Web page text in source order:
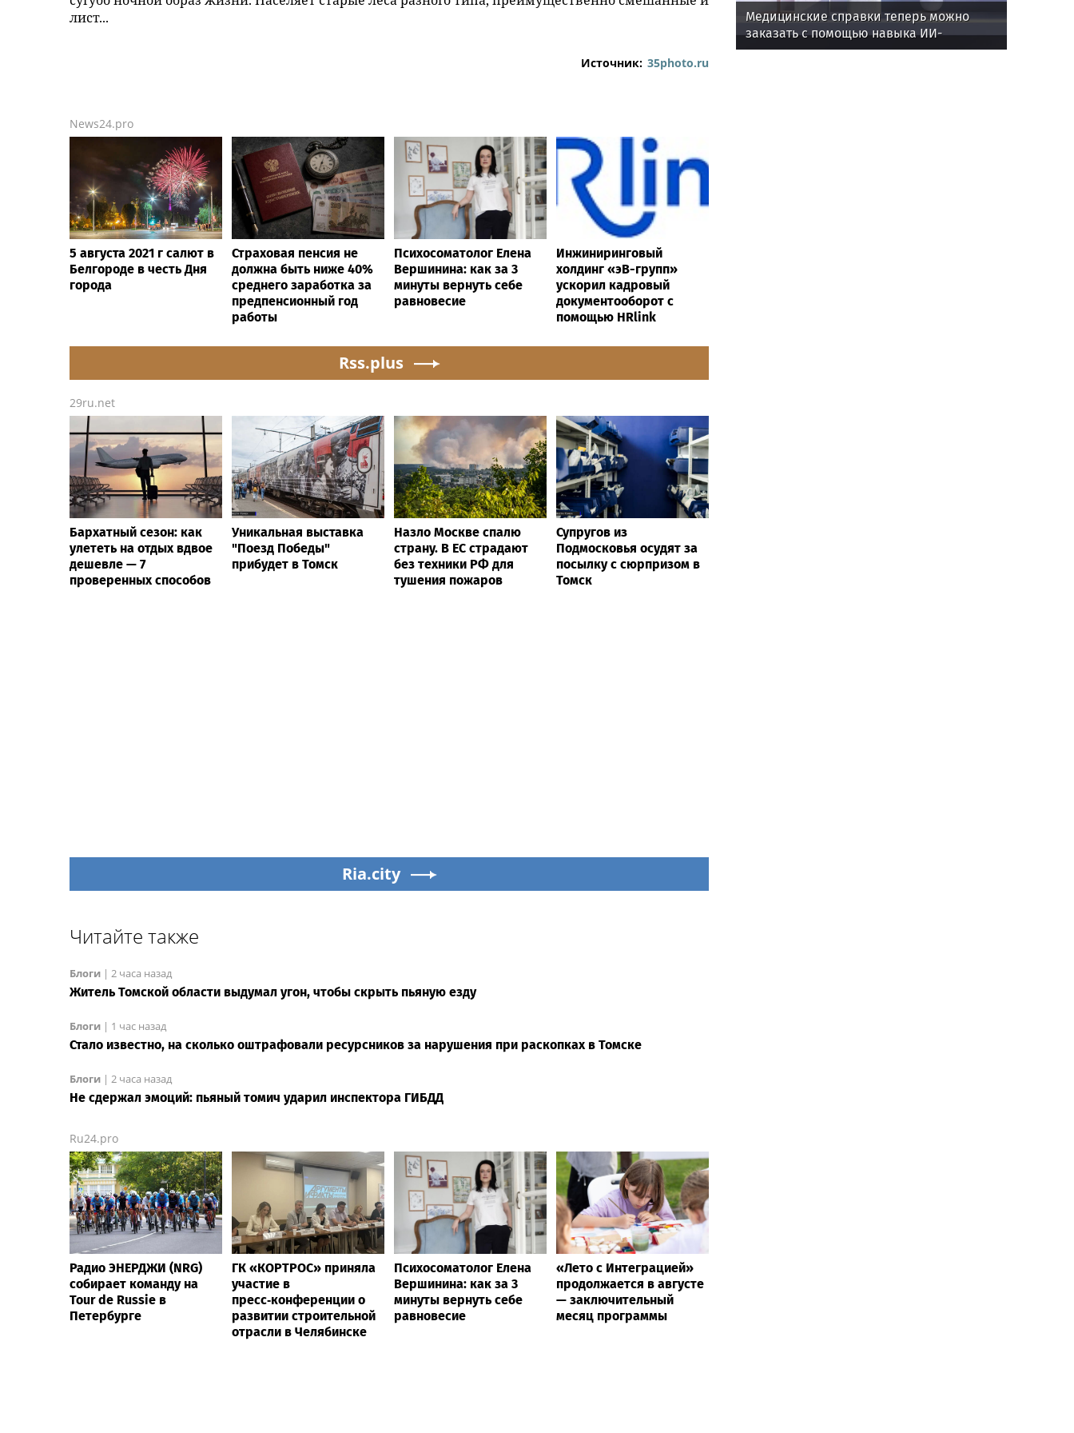
лист...
Источник: 35photo.ru
News24.pro
5 августа 2021 г салют в
Белгороде в честь Дня
города
Страховая пенсия не
должна быть ниже 40%
среднего заработка за
предпенсионный год
работы
Психосоматолог Елена
Вершинина: как за 3
минуты вернуть себе
равновесие
Инжиниринговый
холдинг «эВ-групп»
ускорил кадровый
документооборот с
помощью HRlink
Rss.plus
29ru.net
Бархатный сезон: как
улететь на отдых вдвое
дешевле — 7
проверенных способов
Уникальная выставка
"Поезд Победы"
прибудет в Томск
Назло Москве спалю
страну. В ЕС страдают
без техники РФ для
тушения пожаров
Супругов из
Подмосковья осудят за
посылку с сюрпризом в
Томск
Ria.city
Читайте также
Блоги | 2 часа назад
Житель Томской области выдумал угон, чтобы скрыть пьяную езду
Блоги | 1 час назад
Стало известно, на сколько оштрафовали ресурсников за нарушения при раскопках в Томске
Блоги | 2 часа назад
Не сдержал эмоций: пьяный томич ударил инспектора ГИБДД
Ru24.pro
Радио ЭНЕРДЖИ (NRG)
собирает команду на
Tour de Russie в
Петербурге
ГК «КОРТРОС» приняла
участие в
пресс‑конференции о
развитии строительной
отрасли в Челябинске
Психосоматолог Елена
Вершинина: как за 3
минуты вернуть себе
равновесие
«Лето с Интеграцией»
продолжается в августе
— заключительный
месяц программы
Медицинские справки теперь можно
заказать с помощью навыка ИИ-
ассистента Алисы